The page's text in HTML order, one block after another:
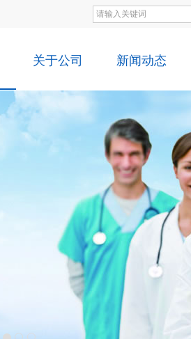
关于公司 新闻动态